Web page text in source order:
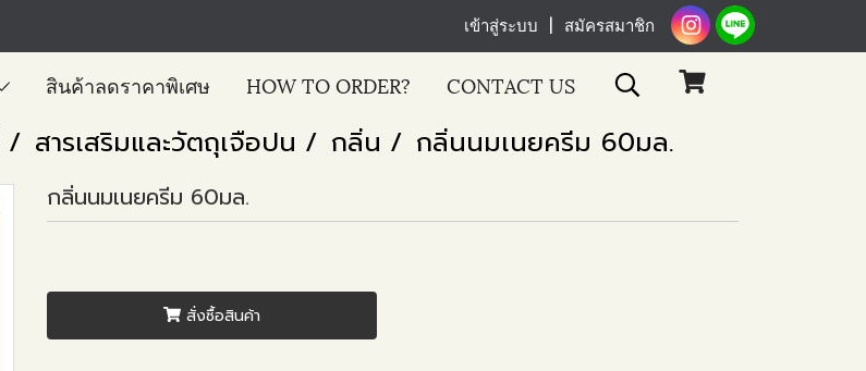
เข้าสู่ระบบ สมัครสมาชิก
สินค้าลดราคาพิเศษ HOW TO ORDER? CONTACT US
สารเสริมและวัตถุเจือปน กลิ่น กลิ่นนมเนยครีม 60มล.
กลิ่นนมเนยครีม 60มล.
สั่งซื้อสินค้า